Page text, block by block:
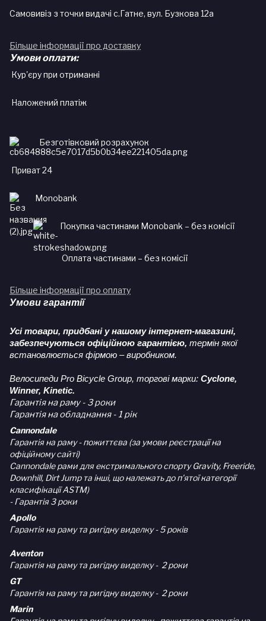
Самовивіз з точки видачі с.Гатне, вул. Бузкова 12а
Більше інформації про доставку
Умови оплати:
Кур'єру при отриманні
Наложений платіж
Безготівковий розрахунок
Приват 24
Monobank
Покупка частинами Monobank – без комісії
Оплата частинами – без комісії
Більше інформації про оплату
Умови гарантії
Усі товари, придбані у нашому інтернет-магазині,
забезпечуються офіційною гарантією, термін якої
встановлюється фірмою – виробником.
Велосипеди Pro Bicycle Group, торгові марки: Cyclone,
Winner, Kinetic.
Гарантія на раму - 3 роки
Гарантія на обладнання - 1 рік
Cannondale
Гарантія на раму - пожиттєва (за умови реєстрації на
офіційному сайті)
Cannondale рами для екстримального спорту Gravity, Freeride,
Downhill, Dirt Jump та інші, що належать до п'ятої категорії
класифікації ASTM)
- Гарантія 3 роки
Apollo
Гарантія на раму та ригідну виделку - 5 років
Aventon
Гарантія на раму та ригідну виделку - 2 роки
GT
Гарантія на раму та ригідну виделку - 2 роки
Marin